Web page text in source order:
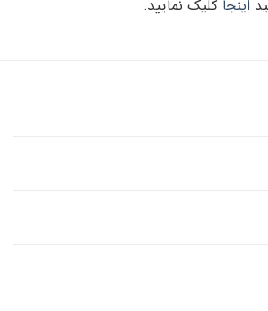
اینجا کلیک نمایید.